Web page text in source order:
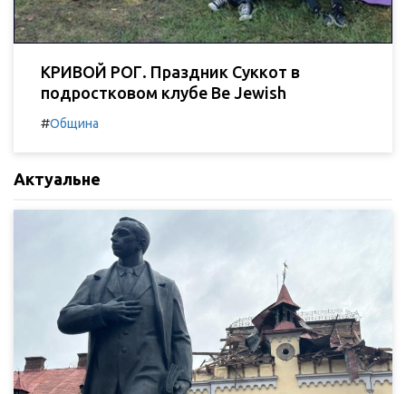
КРИВОЙ РОГ. Праздник Суккот в
подростковом клубе Be Jewish
#Община
Актуальне